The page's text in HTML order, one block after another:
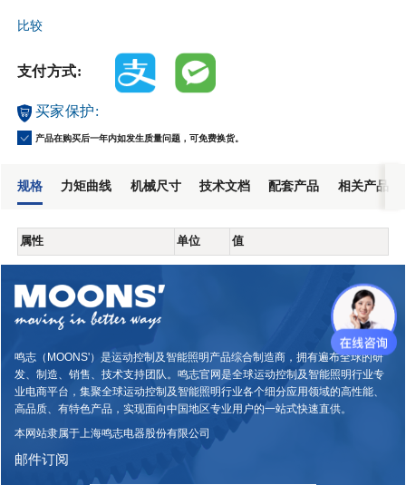
比较
支付方式:
买家保护:
产品在购买后一年内如发生质量问题，可免费换货。
规格 力矩曲线 机械尺寸 技术文档 配套产品 相关产品
属性 单位 值
鸣志（MOONS'）是运动控制及智能照明产品综合制造商，拥有遍布全球的研
发、制造、销售、技术支持团队。鸣志官网是全球运动控制及智能照明行业专
业电商平台，集聚全球运动控制及智能照明行业各个细分应用领域的高性能、
高品质、有特色产品，实现面向中国地区专业用户的一站式快速直供。
本网站隶属于上海鸣志电器股份有限公司
邮件订阅